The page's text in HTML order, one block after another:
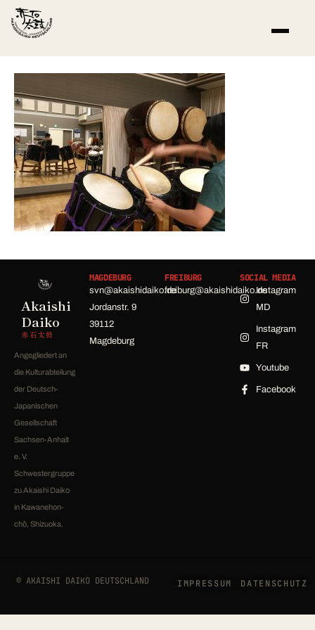
Akaishi
Daiko
赤石太鼓
Angegliedert an
die Kulturabteilung
der Deutsch-
Japanischen
Gesellschaft
Sachsen-Anhalt
e. V.
Schwestergruppe
zu Akaishi Daiko
in Kawanehon-
chō, Shizuoka.
MAGDEBURG
svn@akaishidaiko.de
Jordanstr. 9
39112
Magdeburg
FREIBURG
freiburg@akaishidaiko.de
SOCIAL MEDIA
Instagram
MD
Instagram
FR
Youtube
Facebook
© AKAISHI DAIKO DEUTSCHLAND DATENSCHUTZ
IMPRESSUM